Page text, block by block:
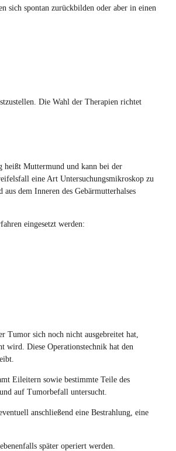
sich spontan zurückbilden oder aber in einen
Die Wahl der Therapien richtet
heißt Muttermund und kann bei der
eine Art Untersuchungsmikroskop zu
dem Inneren des Gebärmutterhalses
eingesetzt werden:
Tumor sich noch nicht ausgebreitet hat,
wird. Diese Operationstechnik hat den
Eileitern sowie bestimmte Teile des
auf Tumorbefall untersucht.
anschließend eine Bestrahlung, eine
später operiert werden.